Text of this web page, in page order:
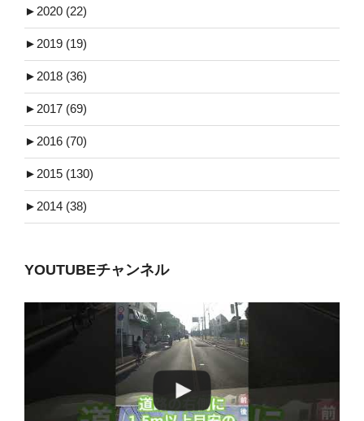
► 2020 (22)
► 2019 (19)
► 2018 (36)
► 2017 (69)
► 2016 (70)
► 2015 (130)
► 2014 (38)
YOUTUBEチャンネル